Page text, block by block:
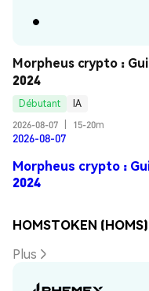
Morpheus crypto :
2024
Débutant
IA
2026-08-07
15-20m
2026-08-07
Morpheus crypto :
2024
HOMSTOKEN
Plus